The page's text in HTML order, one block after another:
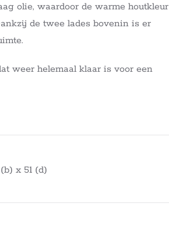
olie, waardoor de warme houtkleur
de twee lades bovenin is er
weer helemaal klaar is voor een
x 51 (d)